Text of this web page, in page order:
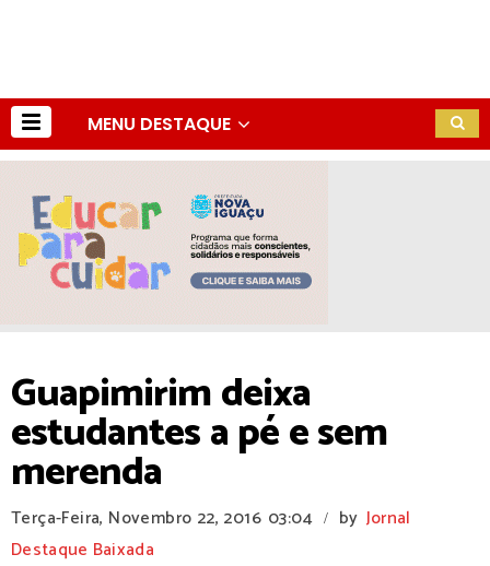
MENU DESTAQUE
Guapimirim deixa
estudantes a pé e sem
merenda
Terça-Feira, Novembro 22, 2016 03:04 / by Jornal
Destaque Baixada